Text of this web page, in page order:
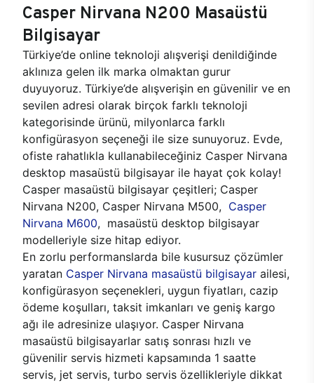
Casper Nirvana N200 Masaüstü
Bilgisayar
Türkiye’de online teknoloji alışverişi denildiğinde
aklınıza gelen ilk marka olmaktan gurur
duyuyoruz. Türkiye’de alışverişin en güvenilir ve en
sevilen adresi olarak birçok farklı teknoloji
kategorisinde ürünü, milyonlarca farklı
konfigürasyon seçeneği ile size sunuyoruz. Evde,
ofiste rahatlıkla kullanabileceğiniz Casper Nirvana
desktop masaüstü bilgisayar ile hayat çok kolay!
Casper masaüstü bilgisayar çeşitleri; Casper
Nirvana N200, Casper Nirvana M500, Casper
Nirvana M600, masaüstü desktop bilgisayar
modelleriyle size hitap ediyor.
En zorlu performanslarda bile kusursuz çözümler
yaratan Casper Nirvana masaüstü bilgisayar ailesi,
konfigürasyon seçenekleri, uygun fiyatları, cazip
ödeme koşulları, taksit imkanları ve geniş kargo
ağı ile adresinize ulaşıyor. Casper Nirvana
masaüstü bilgisayarlar satış sonrası hızlı ve
güvenilir servis hizmeti kapsamında 1 saatte
servis, jet servis, turbo servis özellikleriyle dikkat